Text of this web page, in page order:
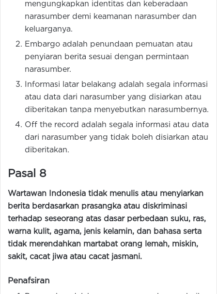
mengungkapkan identitas dan keberadaan
narasumber demi keamanan narasumber dan
keluarganya.
Embargo adalah penundaan pemuatan atau
penyiaran berita sesuai dengan permintaan
narasumber.
Informasi latar belakang adalah segala informasi
atau data dari narasumber yang disiarkan atau
diberitakan tanpa menyebutkan narasumbernya.
Off the record adalah segala informasi atau data
dari narasumber yang tidak boleh disiarkan atau
diberitakan.
Pasal 8
Wartawan Indonesia tidak menulis atau menyiarkan
berita berdasarkan prasangka atau diskriminasi
terhadap seseorang atas dasar perbedaan suku, ras,
warna kulit, agama, jenis kelamin, dan bahasa serta
tidak merendahkan martabat orang lemah, miskin,
sakit, cacat jiwa atau cacat jasmani.
Penafsiran